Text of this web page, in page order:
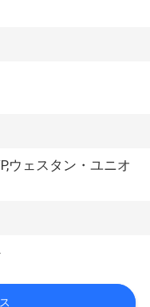
ウェスタン・ユニオ